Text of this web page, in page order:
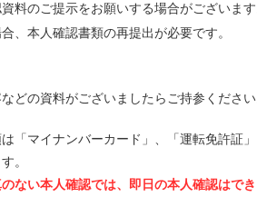
料のご提示をお願いする場合がございます
、本人確認書類の再提出が必要です。
どの資料がございましたらご持参ください
「マイナンバーカード」、「運転免許証
。
ない本人確認では、即日の本人確認はでき